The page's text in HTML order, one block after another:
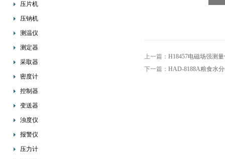
压片机
压钠机
测温仪
测定器
采取器
密度计
控制器
变送器
浊度仪
报警仪
压力计
上一篇： H18457电磁场强测
下一篇： HAD-8188A粮食水